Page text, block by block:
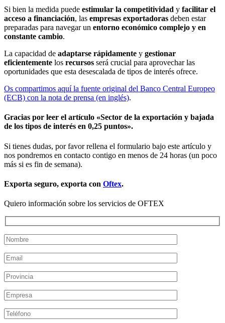
Si bien la medida puede estimular la competitividad y facilitar el
acceso a financiación, las empresas exportadoras deben estar
preparadas para navegar un entorno económico complejo y en
constante cambio.
La capacidad de adaptarse rápidamente y gestionar
eficientemente los recursos será crucial para aprovechar las
oportunidades que esta desescalada de tipos de interés ofrece.
Os compartimos aquí la fuente original del Banco Central Europeo
(ECB) con la nota de prensa (en inglés).
Gracias por leer el artículo «Sector de la exportación y bajada
de los tipos de interés en 0,25 puntos».
Si tienes dudas, por favor rellena el formulario bajo este artículo y
nos pondremos en contacto contigo en menos de 24 horas (un poco
más si es fin de semana).
Exporta seguro, exporta con Oftex.
Quiero información sobre los servicios de OFTEX